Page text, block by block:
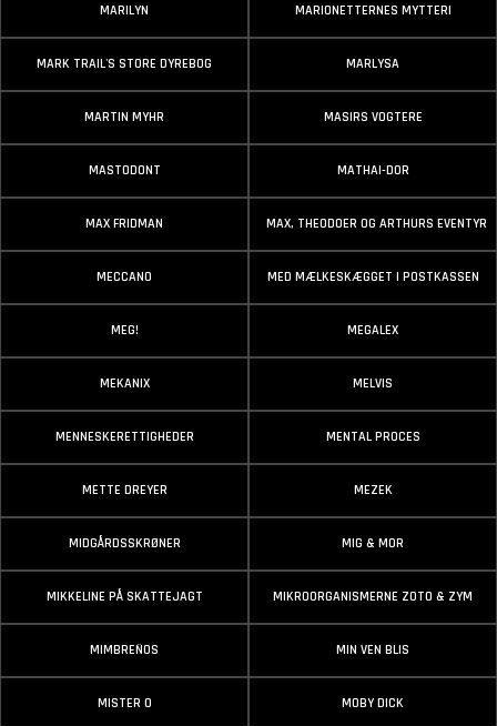
MARILYN MARIONETTERNES MYTTERI
MARK TRAIL'S STORE DYREBOG MARLYSA
MARTIN MYHR MASIRS VOGTERE
MASTODONT MATHAI-DOR
MAX FRIDMAN MAX, THEODOER OG ARTHURS EVENTYR
MECCANO MED MÆLKESKÆGGET I POSTKASSEN
MEG! MEGALEX
MEKANIX MELVIS
MENNESKERETTIGHEDER MENTAL PROCES
METTE DREYER MEZEK
MIDGÅRDSSKRØNER MIG & MOR
MIKKELINE PÅ SKATTEJAGT MIKROORGANISMERNE ZOTO & ZYM
MIMBREÑOS MIN VEN BLIS
MISTER O MOBY DICK